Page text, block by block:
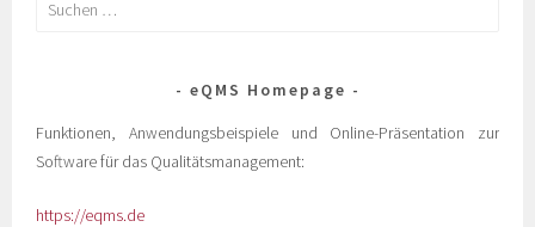
eQMS Homepage
Funktionen, Anwendungsbeispiele und Online-Präsentation zur
Software für das Qualitätsmanagement:
https://eqms.de